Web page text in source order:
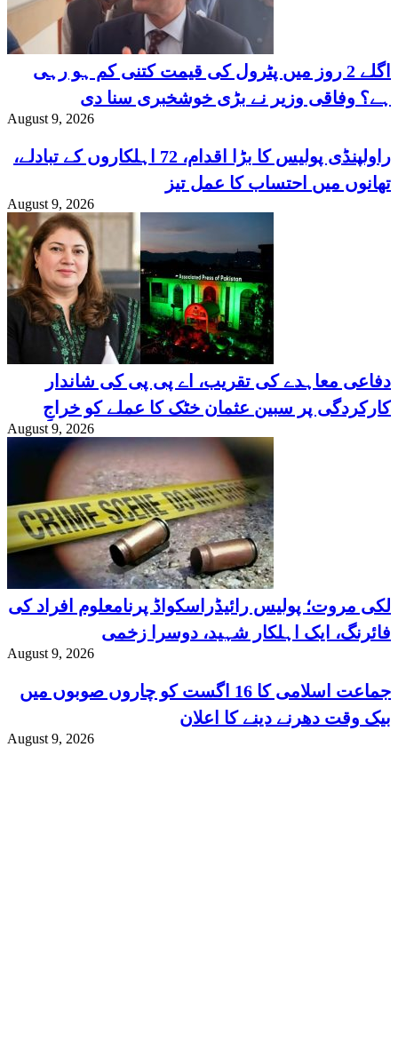
اگلے 2 روز میں پٹرول کی قیمت کتنی کم ہو رہی
ہے؟ وفاقی وزیر نے بڑی خوشخبری سنا دی
August 9, 2026
راولپنڈی پولیس کا بڑا اقدام، 72 اہلکاروں کے تبادلے،
تھانوں میں احتساب کا عمل تیز
August 9, 2026
دفاعی معاہدے کی تقریب، اے پی پی کی شاندار
کارکردگی پر سبین عثمان خٹک کا عملے کو خراجِ
August 9, 2026
لکی مروت؛ پولیس رائیڈراسکواڈ پرنامعلوم افراد کی
فائرنگ، ایک اہلکار شہید، دوسرا زخمی
August 9, 2026
جماعت اسلامی کا 16 اگست کو چاروں صوبوں میں
بیک وقت دھرنے دینے کا اعلان
August 9, 2026